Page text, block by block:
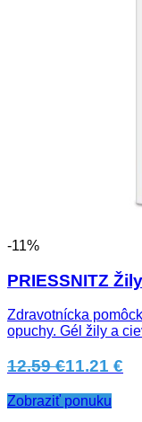
-11%
PRIESSNITZ
Zdravotnícka
opuchy. Gél žily a
12.59 €11.21 €
Zobraziť ponuku